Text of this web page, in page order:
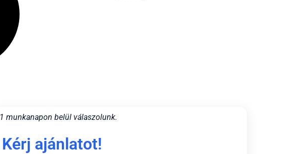
1 munkanapon belül válaszolunk.
Kérj ajánlatot!